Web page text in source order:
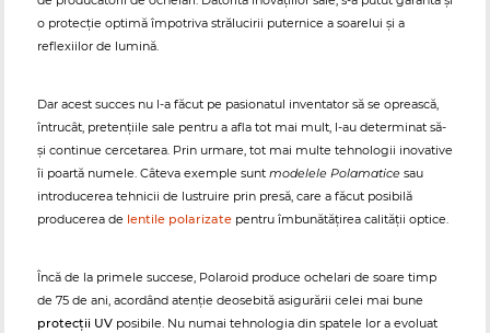
o protecție optimă împotriva strălucirii puternice a soarelui și a
reflexiilor de lumină.
Dar acest succes nu l-a făcut pe pasionatul inventator să se oprească,
întrucât, pretențiile sale pentru a afla tot mai mult, l-au determinat să-
și continue cercetarea. Prin urmare, tot mai multe tehnologii inovative
îi poartă numele. Câteva exemple sunt modelele Polamatice sau
introducerea tehnicii de lustruire prin presă, care a făcut posibilă
producerea de lentile polarizate pentru îmbunătățirea calității optice.
Încă de la primele succese, Polaroid produce ochelari de soare timp
de 75 de ani, acordând atenție deosebită asigurării celei mai bune
protecții UV posibile. Nu numai tehnologia din spatele lor a evoluat